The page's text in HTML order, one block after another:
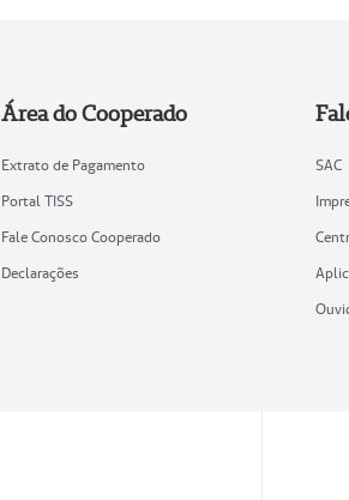
Área do Cooperado
Extrato de Pagamento
Portal TISS
Fale Conosco Cooperado
Declarações
SAC